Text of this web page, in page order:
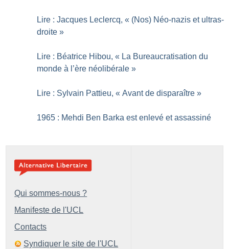
Lire : Jacques Leclercq, « (Nos) Néo-nazis et ultras-
droite »
Lire : Béatrice Hibou, « La Bureaucratisation du
monde à l’ère néolibérale »
Lire : Sylvain Pattieu, « Avant de disparaître »
1965 : Mehdi Ben Barka est enlevé et assassiné
Qui sommes-nous ?
Manifeste de l'UCL
Contacts
Syndiquer le site de l'UCL